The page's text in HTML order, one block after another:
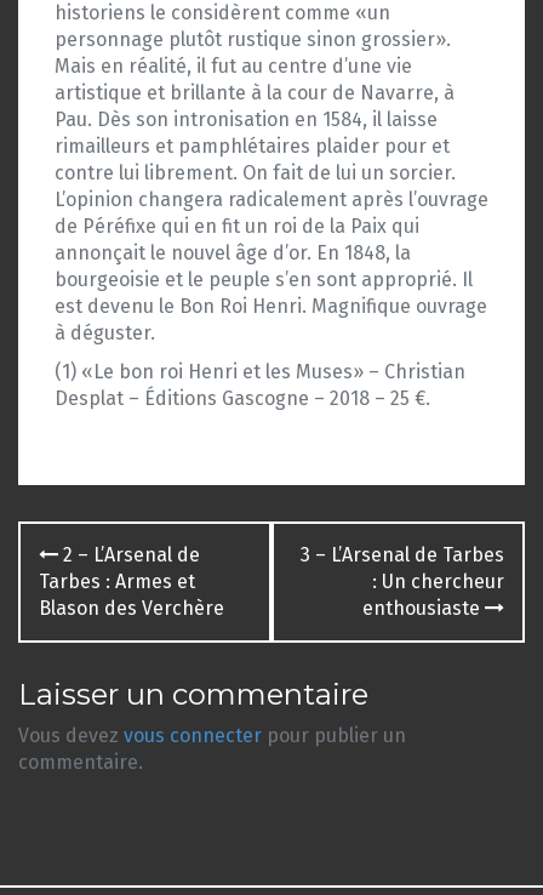
historiens le considèrent comme «un
personnage plutôt rustique sinon grossier».
Mais en réalité, il fut au centre d’une vie
artistique et brillante à la cour de Navarre, à
Pau. Dès son intronisation en 1584, il laisse
rimailleurs et pamphlétaires plaider pour et
contre lui librement. On fait de lui un sorcier.
L’opinion changera radicalement après l’ouvrage
de Péréfixe qui en fit un roi de la Paix qui
annonçait le nouvel âge d’or. En 1848, la
bourgeoisie et le peuple s’en sont approprié. Il
est devenu le Bon Roi Henri. Magnifique ouvrage
à déguster.
(1) «Le bon roi Henri et les Muses» – Christian
Desplat – Éditions Gascogne – 2018 – 25 €.
Navigation
des
articles
2 – L’Arsenal de
Tarbes : Armes et
Blason des Verchère
3 – L’Arsenal de Tarbes
: Un chercheur
enthousiaste
Laisser un commentaire
Vous devez vous connecter pour publier un
commentaire.